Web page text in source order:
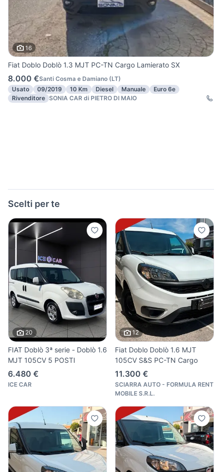
16
Fiat Doblo Doblò 1.3 MJT PC-TN Cargo Lamierato SX
8.000 €Santi Cosma e Damiano (LT)
Usato
09/2019 10 Km Diesel Manuale
Euro 6e
Rivenditore SONIA CAR di PIETRO DI MAIO
Scelti per te
20
FIAT Doblò 3ª serie - Doblò 1.6
MJT 105CV 5 POSTI
6.480 €
ICE CAR
12
Fiat Doblo Doblò 1.6 MJT
105CV S&S PC-TN Cargo
11.300 €
SCIARRA AUTO - FORMULA RENT
MOBILE S.R.L.